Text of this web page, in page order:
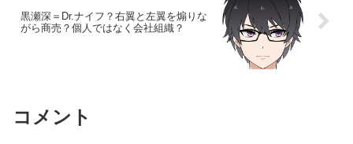
黒瀬深＝Dr.ナイフ？右翼と左翼を煽りな
がら商売？個人ではなく会社組織？
コメント